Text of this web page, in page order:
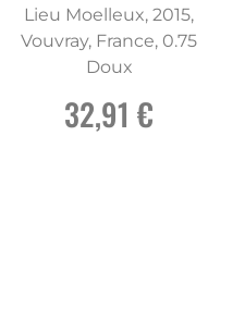
Lieu Moelleux, 2015,
Vouvray, France, 0.75
Doux
32,91 €